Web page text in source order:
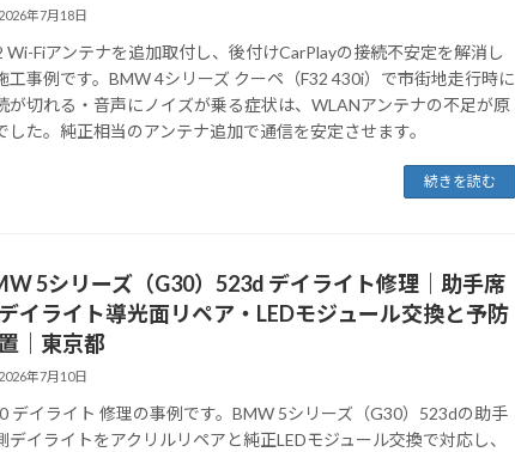
2026年7月18日
Wi-Fiアンテナを追加取付し、後付けCarPlayの接続不安定を解消し
工事例です。BMW 4シリーズ クーペ（F32 430i）で市街地走行時に
が切れる・音声にノイズが乗る症状は、WLANアンテナの不足が原
した。純正相当のアンテナ追加で通信を安定させます。
続きを読む
5シリーズ（G30）523d デイライト修理｜助手席
イライト導光面リペア・LEDモジュール交換と予防
｜東京都
2026年7月10日
デイライト 修理の事例です。BMW 5シリーズ（G30）523dの助手
デイライトをアクリルリペアと純正LEDモジュール交換で対応し、